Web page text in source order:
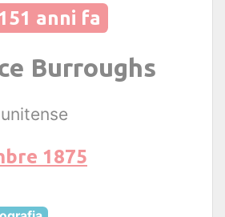
anni fa
Burroughs
1875